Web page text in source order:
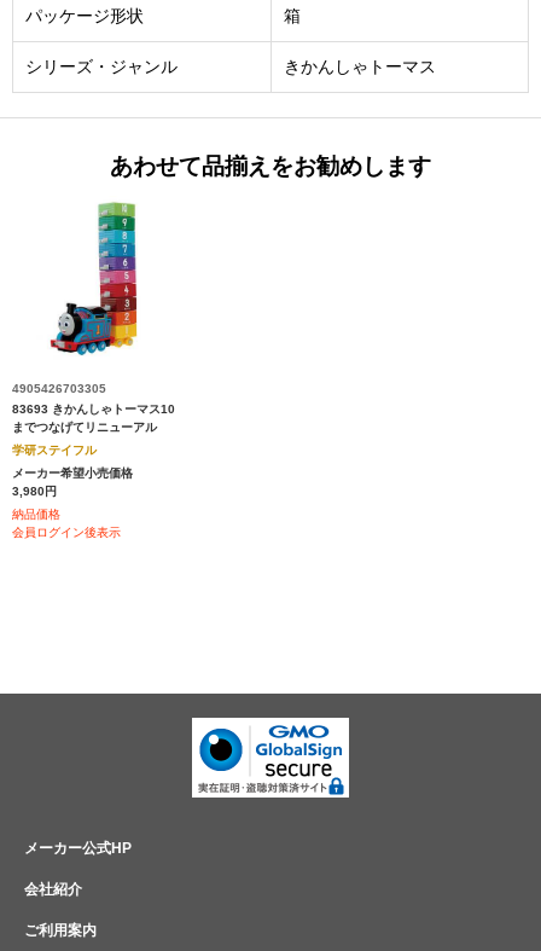
パッケージ形状 箱
シリーズ・ジャンル きかんしゃトーマス
あわせて品揃えをお勧めします
4905426703305
83693 きかんしゃトーマス10
までつなげてリニューアル
学研ステイフル
メーカー希望小売価格
3,980円
納品価格
会員ログイン後表示
メーカー公式HP
会社紹介
ご利用案内